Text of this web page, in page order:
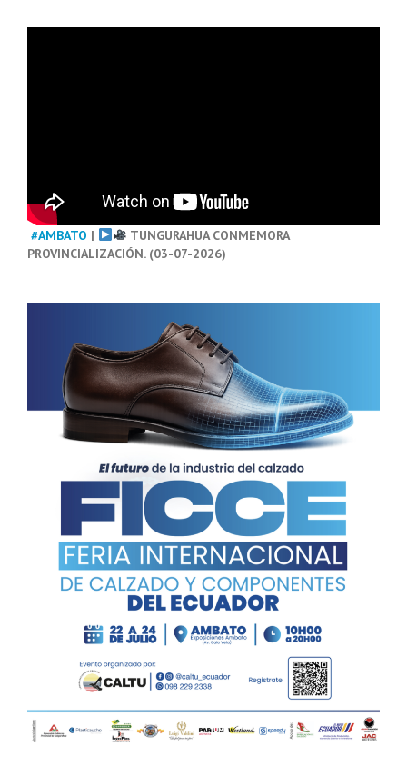
#AMBATO |
TUNGURAHUA CONMEMORA
PROVINCIALIZACIÓN. (03-07-2026)